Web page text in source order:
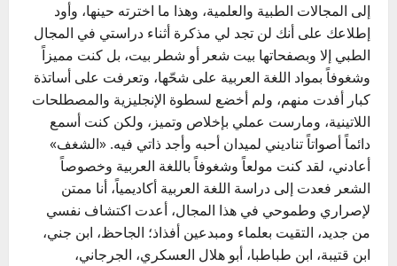
إلى المجالات الطبية والعلمية، وهذا ما اخترته حينها، وأود
إطلاعك على أنك لن تجد لي مذكرة أثناء دراستي في المجال
الطبي إلا وبصفحاتها بيت شعر أو شطر بيت، بل كنت مميزاً
وشغوفاً بمواد اللغة العربية على شحّها، وتعرفت على أساتذة
كبار أفدت منهم، ولم أخضع لسطوة الإنجليزية والمصطلحات
اللاتينية، ومارست عملي بإخلاص وتميز، ولكن كنت أسمع
دائماً أصواتاً تناديني لميدان أحبه وأجد ذاتي فيه. «الشغف»
أعادني، لقد كنت مولعاً وشغوفاً باللغة العربية وخصوصاً
الشعر فعدت إلى دراسة اللغة العربية أكاديمياً، أنا ممتن
لإصراري وطموحي في هذا المجال، أعدت اكتشاف نفسي
من جديد، التقيت بعلماء ومبدعين أفذاذ؛ الجاحظ، ابن جني،
ابن قتيبة، ابن طباطبا، أبو هلال العسكري، الجرجاني،